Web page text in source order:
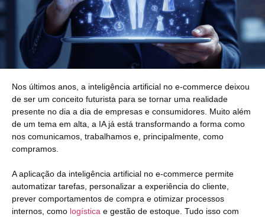
Nos últimos anos, a inteligência artificial no e-commerce deixou
de ser um conceito futurista para se tornar uma realidade
presente no dia a dia de empresas e consumidores. Muito além
de um tema em alta, a IA já está transformando a forma como
nos comunicamos, trabalhamos e, principalmente, como
compramos.
A aplicação da inteligência artificial no e-commerce permite
automatizar tarefas, personalizar a experiência do cliente,
prever comportamentos de compra e otimizar processos
internos, como logística e gestão de estoque. Tudo isso com